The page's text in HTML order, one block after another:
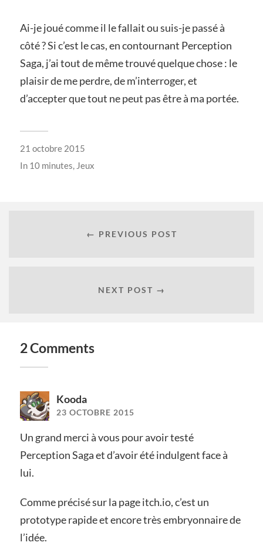
Ai-je joué comme il le fallait ou suis-je passé à
côté ? Si c’est le cas, en contournant Perception
Saga, j’ai tout de même trouvé quelque chose : le
plaisir de me perdre, de m’interroger, et
d’accepter que tout ne peut pas être à ma portée.
21 octobre 2015
In 10 minutes, Jeux
← PREVIOUS POST
NEXT POST →
2 Comments
Kooda
23 OCTOBRE 2015
Un grand merci à vous pour avoir testé
Perception Saga et d’avoir été indulgent face à
lui.
Comme précisé sur la page itch.io, c’est un
prototype rapide et encore très embryonnaire de
l’idée.